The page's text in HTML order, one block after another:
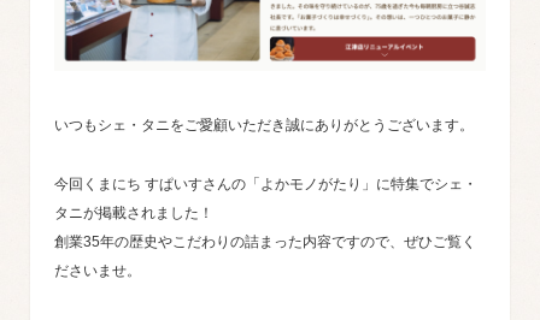
いつもシェ・タニをご愛顧いただき誠にありがとうございます。
今回くまにち すぱいすさんの「よかモノがたり」に特集でシェ・
タニが掲載されました！
創業35年の歴史やこだわりの詰まった内容ですので、ぜひご覧く
ださいませ。